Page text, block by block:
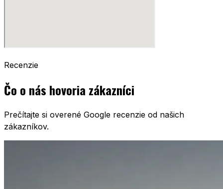
Recenzie
Čo o nás hovoria zákazníci
Prečítajte si overené Google recenzie od našich
zákazníkov.